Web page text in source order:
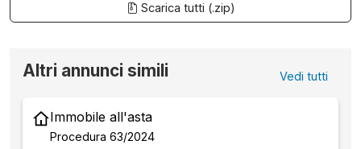
Scarica tutti (.zip)
Altri annunci simili Vedi tutti
Immobile all'asta
Procedura 63/2024